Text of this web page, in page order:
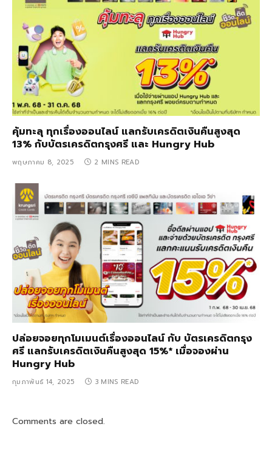
คุ้มทะลุ ทุกเรื่องออนไลน์ แลกรับเครดิตเงินคืนสูงสุด
13% กับบัตรเครดิตกรุงศรี และ Hungry Hub
พฤษภาคม 8, 2025 2 MINS READ
ปล่อยจอยทุกโมเมนต์เรื่องออนไลน์ กับ บัตรเครดิตกรุง
ศรี แลกรับเครดิตเงินคืนสูงสุด 15%* เมื่อจองผ่าน
Hungry Hub ​
กุมภาพันธ์ 14, 2025 3 MINS READ
Comments are closed.